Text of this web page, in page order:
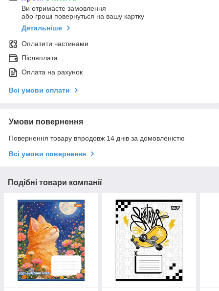
Ви отримаєте замовлення
або гроші повернуться на вашу картку
Детальніше
Оплатити частинами
Післяплата
Оплата на рахунок
Всі умови оплати
Умови повернення
Повернення товару впродовж 14 днів за домовленістю
Всі умови повернення
Подібні товари компанії